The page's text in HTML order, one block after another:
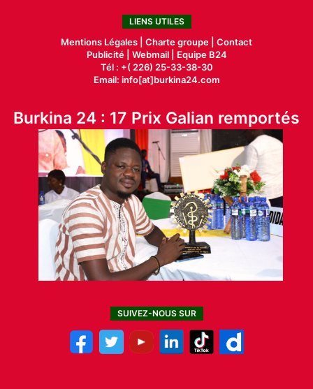
LIENS UTILES
Mentions Légales | Charte groupe | Contact
Publicité| Webmail |
Equipe B24
Tél : +( 226) 25-33-38-30
Email: info[at]burkina24.com
Burkina 24 : 17 Prix Galian remportés
SUIVEZ-NOUS SUR